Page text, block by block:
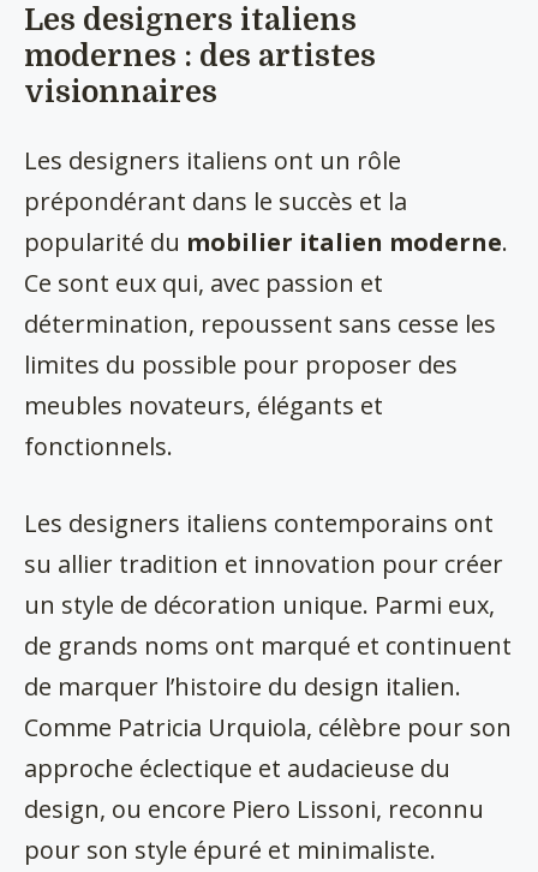
Les designers italiens
modernes : des artistes
visionnaires
Les designers italiens ont un rôle
prépondérant dans le succès et la
popularité du mobilier italien moderne.
Ce sont eux qui, avec passion et
détermination, repoussent sans cesse les
limites du possible pour proposer des
meubles novateurs, élégants et
fonctionnels.
Les designers italiens contemporains ont
su allier tradition et innovation pour créer
un style de décoration unique. Parmi eux,
de grands noms ont marqué et continuent
de marquer l’histoire du design italien.
Comme Patricia Urquiola, célèbre pour son
approche éclectique et audacieuse du
design, ou encore Piero Lissoni, reconnu
pour son style épuré et minimaliste.